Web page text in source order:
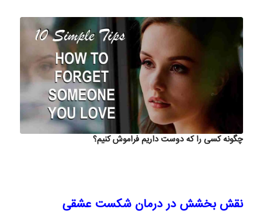
چگونه کسی را که دوست داریم فراموش کنیم؟
نقش بخشش در درمان شکست عشقی